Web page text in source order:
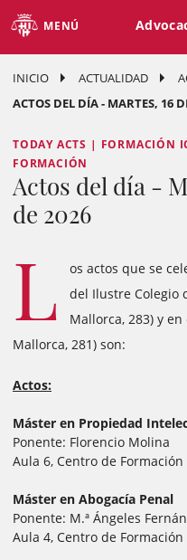
MENÚ
INICIO ACTUALIDAD
ACTOS DEL DÍA - MARTES, 16
TODAY ACTS | FORMACIÓN
FORMACIÓN
Actos del día -
de 2026
L
os actos que se
del Ilustre Colegio
Mallorca, 283) y
Mallorca, 281) son:
Actos:
Máster en Propiedad
Ponente: Florencio Molina
Aula 6, Centro de
Máster en Abogacía Penal
Ponente: M.ª Ángeles
Aula 4, Centro de